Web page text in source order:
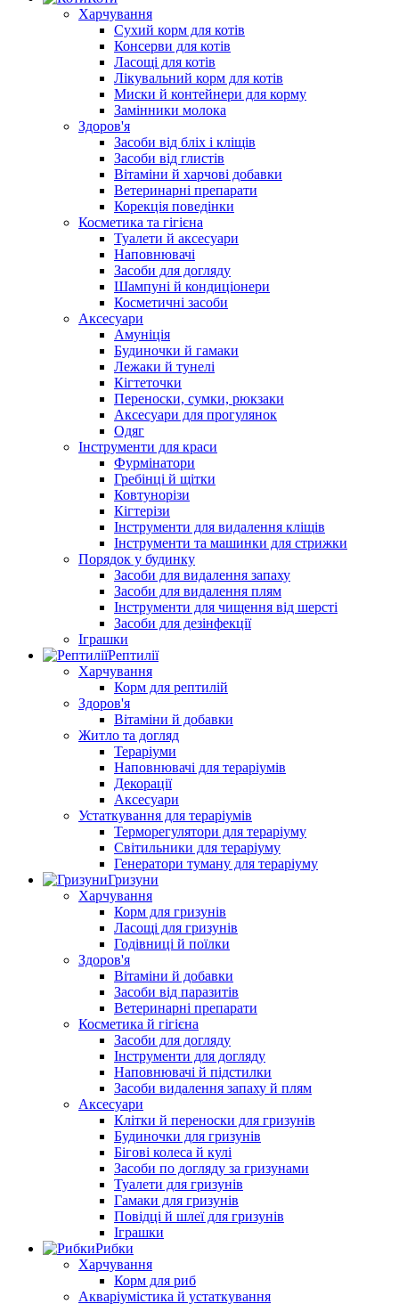
Харчування
Сухий корм для котів
Консерви для котів
Ласощі для котів
Лікувальний корм для котів
Миски й контейнери для корму
Замінники молока
Здоров'я
Засоби від бліх і кліщів
Засоби від глистів
Вітаміни й харчові добавки
Ветеринарні препарати
Корекція поведінки
Косметика та гігієна
Туалети й аксесуари
Наповнювачі
Засоби для догляду
Шампуні й кондиціонери
Косметичні засоби
Аксесуари
Амуніція
Будиночки й гамаки
Лежаки й тунелі
Кігтеточки
Переноски, сумки, рюкзаки
Аксесуари для прогулянок
Одяг
Інструменти для краси
Фурмінатори
Гребінці й щітки
Ковтунорізи
Кігтерізи
Інструменти для видалення кліщів
Інструменти та машинки для стрижки
Порядок у будинку
Засоби для видалення запаху
Засоби для видалення плям
Інструменти для чищення від шерсті
Засоби для дезінфекції
Іграшки
Рептилії
Харчування
Корм для рептилій
Здоров'я
Вітаміни й добавки
Житло та догляд
Тераріуми
Наповнювачі для тераріумів
Декорації
Аксесуари
Устаткування для тераріумів
Терморегулятори для тераріуму
Світильники для тераріуму
Генератори туману для тераріуму
Гризуни
Харчування
Корм для гризунів
Ласощі для гризунів
Годівниці й поїлки
Здоров'я
Вітаміни й добавки
Засоби від паразитів
Ветеринарні препарати
Косметика й гігієна
Засоби для догляду
Інструменти для догляду
Наповнювачі й підстилки
Засоби видалення запаху й плям
Аксесуари
Клітки й переноски для гризунів
Будиночки для гризунів
Бігові колеса й кулі
Засоби по догляду за гризунами
Туалети для гризунів
Гамаки для гризунів
Повідці й шлеї для гризунів
Іграшки
Рибки
Харчування
Корм для риб
Акваріумістика й устаткування